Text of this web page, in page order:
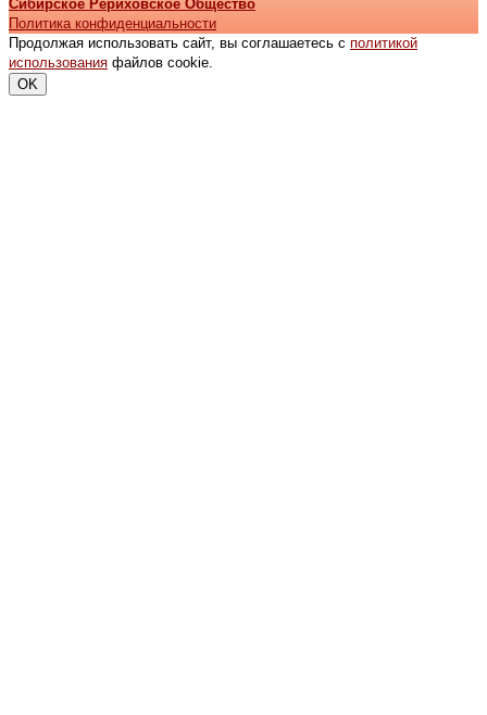
Сибирское Рериховское Общество
Политика конфиденциальности
Продолжая использовать сайт, вы соглашаетесь с политикой
использования файлов cookie.
OK